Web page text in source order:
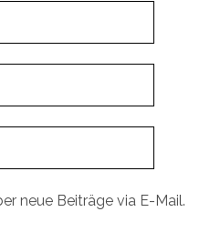
neue Beiträge via E-Mail.